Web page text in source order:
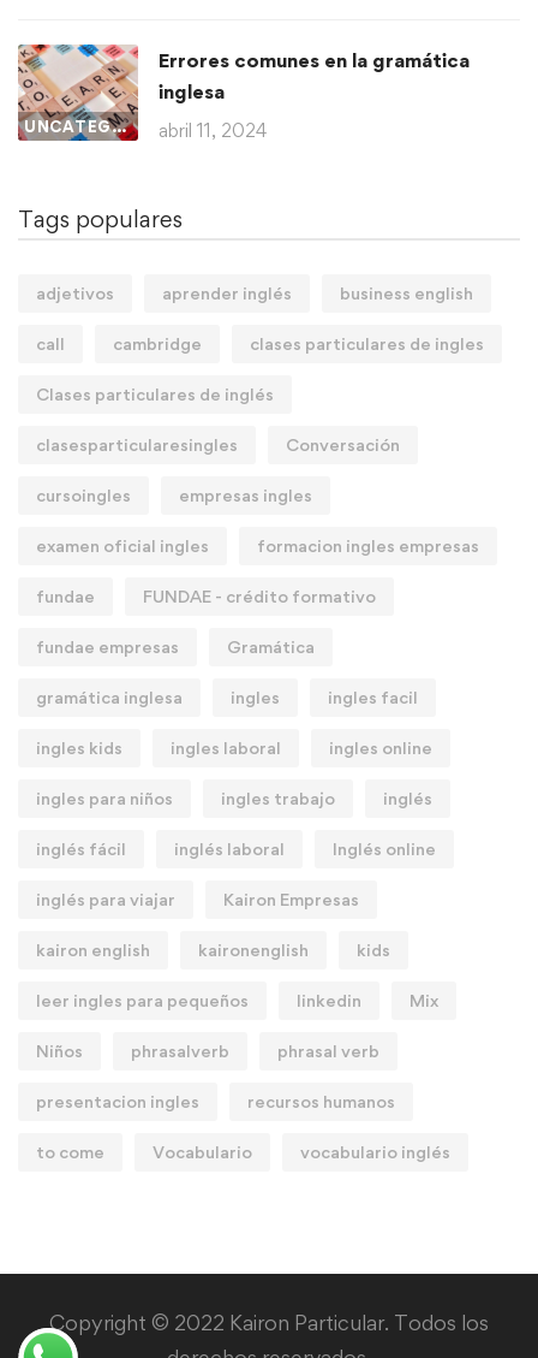
UNCATEGORIZED
Errores comunes en la gramática
inglesa
abril 11, 2024
Tags populares
adjetivos aprender inglés business english
call cambridge clases particulares de ingles
Clases particulares de inglés
clasesparticularesingles Conversación
cursoingles empresas ingles
examen oficial ingles formacion ingles empresas
fundae FUNDAE - crédito formativo
fundae empresas Gramática
gramática inglesa ingles ingles facil
ingles kids ingles laboral ingles online
ingles para niños ingles trabajo inglés
inglés fácil inglés laboral Inglés online
inglés para viajar Kairon Empresas
kairon english kaironenglish kids
leer ingles para pequeños linkedin Mix
Niños phrasalverb phrasal verb
presentacion ingles recursos humanos
to come Vocabulario vocabulario inglés
Copyright © 2022 Kairon Particular. Todos los